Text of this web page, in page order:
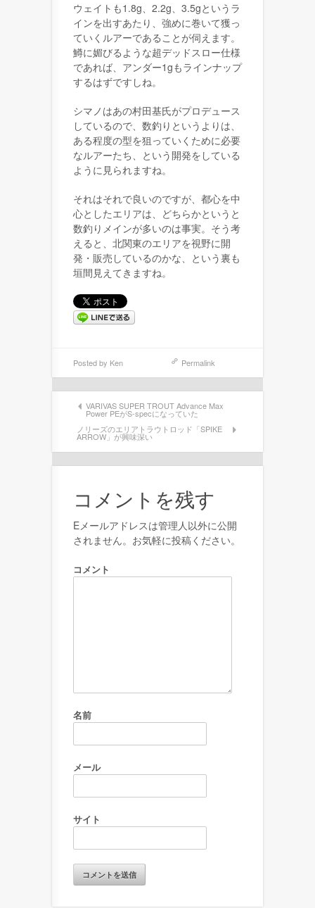
ウェイトも1.8g、2.2g、3.5gというラ
インを出すあたり、強めに巻いて獲っ
ていくルアーであることが伺えます。
鱒に媚びるような超デッドスロー仕様
であれば、アンダー1gもラインナップ
するはずですしね。
シマノはあの村田基氏がプロデュース
しているので、数釣りというよりは、
ある程度の型を狙っていくために必要
なルアーたち、という開発をしている
ように見られますね。
それはそれで良いのですが、都心を中
心としたエリアは、どちらかというと
数釣りメインが多いのは事実。そう考
えると、北関東のエリアを視野に開
発・販売しているのかな、という裏も
垣間見えてきますね。
Posted by Ken Permalink
VARIVAS SUPER TROUT Advance Max
Power PEがS-specになっていた
ノリーズのエリアトラウトロッド「SPIKE
ARROW」が興味深い
コメントを残す
Eメールアドレスは管理人以外に公開
されません。お気軽に投稿ください。
コメント
名前
メール
サイト